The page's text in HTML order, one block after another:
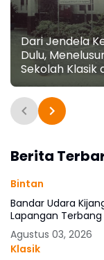
Dari Jendela
Dulu,
Sekolah Klasik
Tanjungpinang
Berita
Bintan
Bandar Udara
Lapangan
Agustus 03, 2026
Klasik